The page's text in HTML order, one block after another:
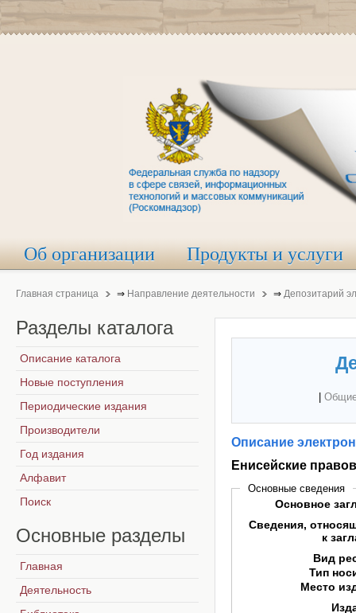
Об организации Продукты и услуги
Главная страница ⇒ Направление деятельности ⇒ Депозитарий
Описание
Енисейские
Основные сведения
Основное
Сведения,
к
Вид
Тип
Место
Разделы каталога
Описание каталога
Новые поступления
Периодические издания
Производители
Год издания
Алфавит
Поиск
Основные разделы
Главная
Деятельность